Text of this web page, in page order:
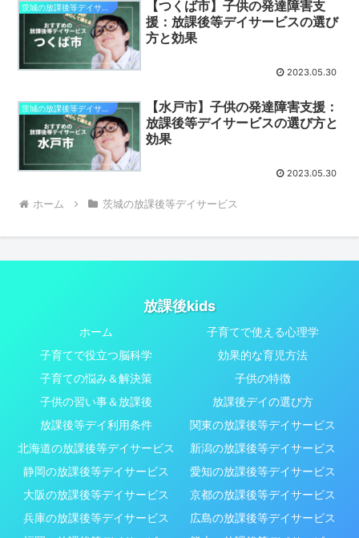
【つくば市】子供の発達障害支
援：放課後等デイサービスの選び
方と効果
2023.05.30
【水戸市】子供の発達障害支援：
放課後等デイサービスの選び方と
効果
2023.05.30
ホーム 茨城の放課後等デイサービス
放課後kids
ホーム
子育てで使える心理学
子育てで役立つ脳科学
効果的な育児方法
子育ての悩み＆解決策
子供の特徴
子供の習い事＆放課後
放課後デイの選び方
放課後等デイ利用条件
関東の放課後等デイサービス
北海道の放課後等デイサービス
新潟の放課後等デイサービス
静岡の放課後等デイサービス
愛知の放課後等デイサービス
大阪の放課後等デイサービス
京都の放課後等デイサービス
兵庫の放課後等デイサービス
広島の放課後等デイサービス